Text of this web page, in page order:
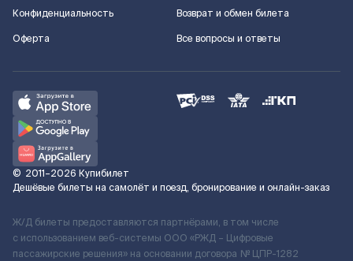
Конфиденциальность
Оферта
Возврат и обмен билета
Все вопросы и ответы
© 2011–2026 Купибилет
Дешёвые билеты на самолёт и поезд, бронирование и онлайн-заказ
Ж/Д билеты предоставляются партнёрами, в том числе
с использованием веб-системы ООО «РЖД – Цифровые
пассажирские решения» на основании договора № ЦПР-1282